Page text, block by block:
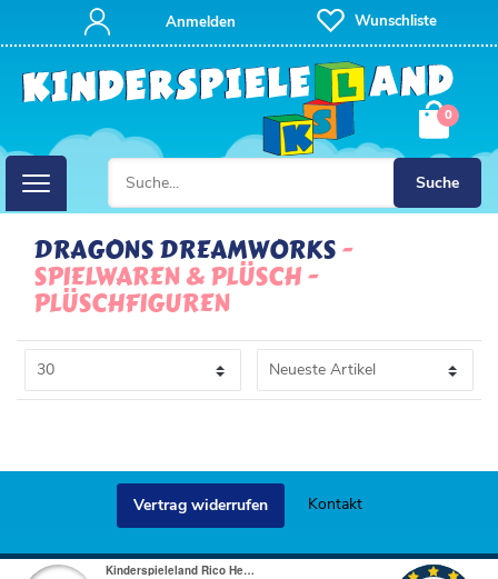
Suche
Anmelden Wunschliste
0
DRAGONS DREAMWORKS
SPIELWAREN & PLÜSCH
PLÜSCHFIGUREN
Vertrag widerrufen Kontakt
FILTER
P
E
S